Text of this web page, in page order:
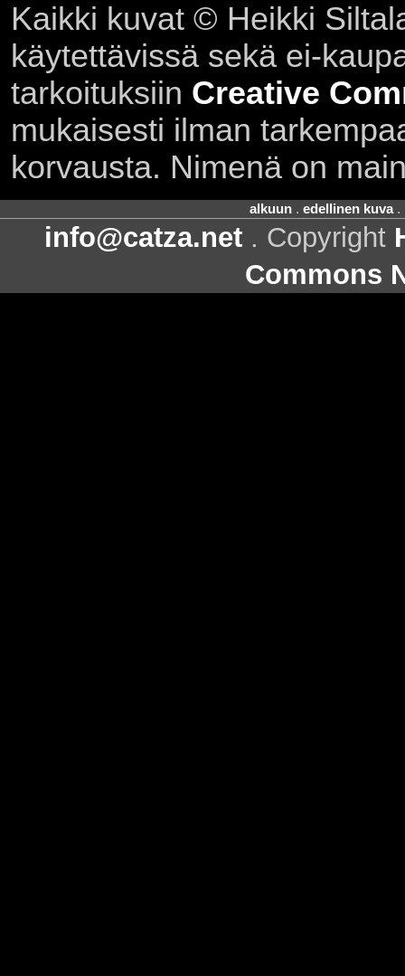
Kaikki kuvat © Heikki
käytettävissä sekä ei-
tarkoituksiin Creative
mukaisesti ilman
korvausta. Nimenä on
alkuun. edellinen kuva.
info@catza.net . Copyright
Commons